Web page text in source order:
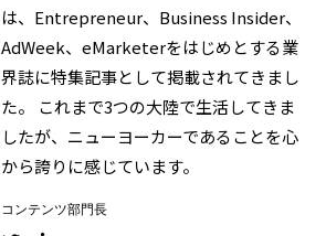
は、Entrepreneur、Business Insider、
AdWeek、eMarketerをはじめとする業
界誌に特集記事として掲載されてきまし
た。 これまで3つの大陸で生活してきま
したが、ニューヨーカーであることを心
から誇りに感じています。
コンテンツ部門長